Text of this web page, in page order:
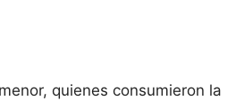
quienes consumieron la